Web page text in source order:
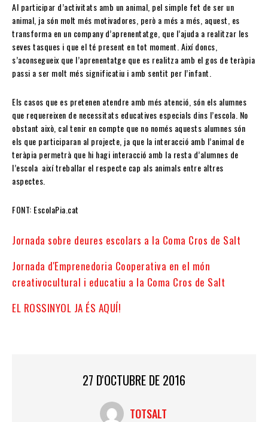
Al participar d’activitats amb un animal, pel simple fet de ser un
animal, ja són molt més motivadores, però a més a més, aquest, es
transforma en un company d’aprenentatge, que l’ajuda a realitzar les
seves tasques i que el té present en tot moment. Així doncs,
s’aconsegueix que l’aprenentatge que es realitza amb el gos de teràpia
passi a ser molt més significatiu i amb sentit per l’infant.
Els casos que es pretenen atendre amb més atenció, són els alumnes
que requereixen de necessitats educatives especials dins l’escola. No
obstant això, cal tenir en compte que no només aquests alumnes són
els que participaran al projecte, ja que la interacció amb l’animal de
teràpia permetrà que hi hagi interacció amb la resta d’alumnes de
l’escola així treballar el respecte cap als animals entre altres
aspectes.
FONT: EscolaPia.cat
Jornada sobre deures escolars a la Coma Cros de Salt
Jornada d'Emprenedoria Cooperativa en el món
creativocultural i educatiu a la Coma Cros de Salt
EL ROSSINYOL JA ÉS AQUÍ!
27 D'OCTUBRE DE 2016
TOTSALT